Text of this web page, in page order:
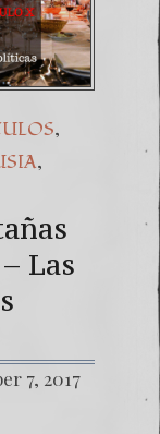
(Español)
7. Our
,
,
Las
7, 2017